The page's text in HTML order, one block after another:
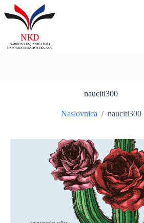
to
content
nauciti300
Naslovnica / nauciti300